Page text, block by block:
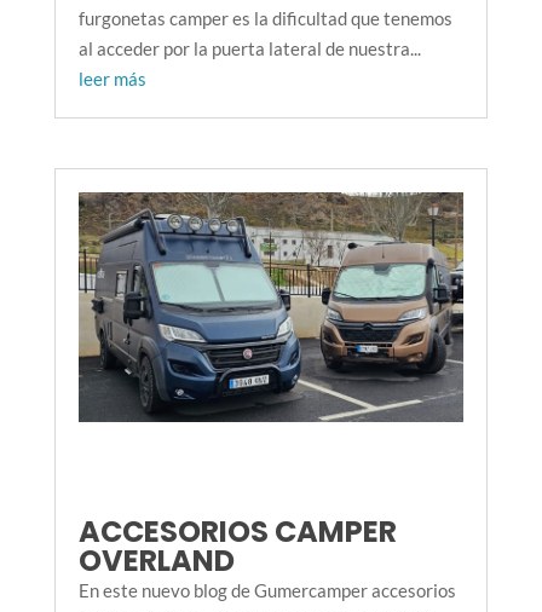
furgonetas camper es la dificultad que tenemos
al acceder por la puerta lateral de nuestra...
leer más
ACCESORIOS CAMPER
OVERLAND
En este nuevo blog de Gumercamper accesorios